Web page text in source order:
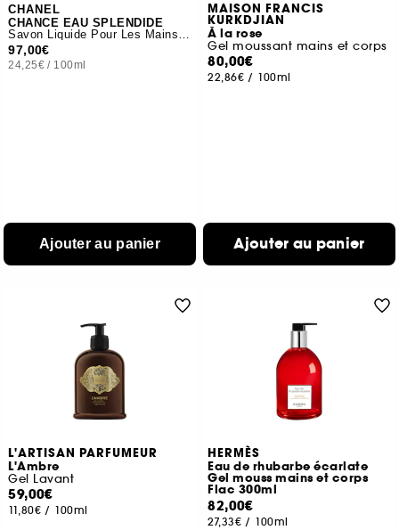
CHANEL
CHANCE EAU SPLENDIDE
Savon Liquide Pour Les Mains Et Le Corps
97,00€
24,25€ / 100ml
Ajouter au panier
MAISON FRANCIS
KURKDJIAN
À la rose
Gel moussant mains et corps
80,00€
22,86€ / 100ml
Ajouter au panier
L'ARTISAN PARFUMEUR
L'Ambre
Gel Lavant
59,00€
11,80€ / 100ml
HERMÈS
Eau de rhubarbe écarlate
Gel mouss mains et corps
Flac 300ml
82,00€
27,33€ / 100ml